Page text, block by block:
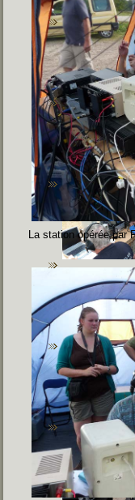
La station opérée